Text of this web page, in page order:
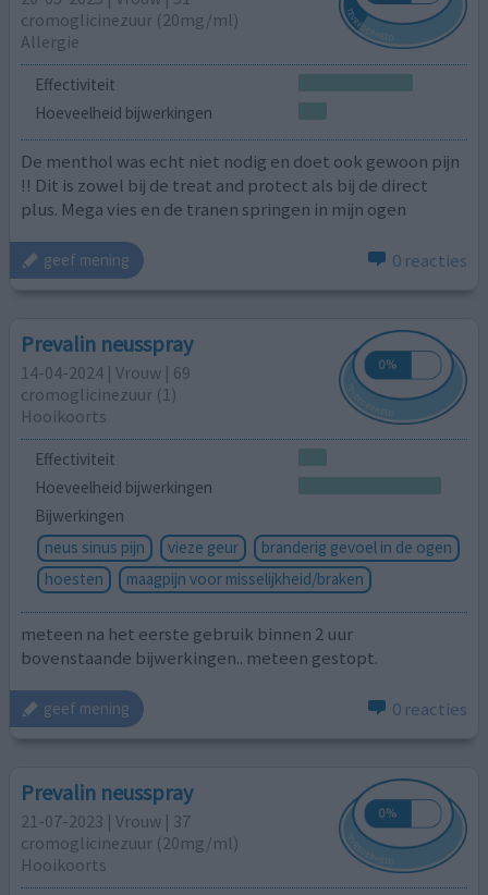
cromoglicinezuur (20mg/ml)
Allergie
Effectiviteit
Hoeveelheid bijwerkingen
De menthol was echt niet nodig en doet ook gewoon pijn
!! Dit is zowel bij de treat and protect als bij de direct
plus. Mega vies en de tranen springen in mijn ogen
geef mening 0 reacties
Prevalin neusspray
14-04-2024 | Vrouw | 69
cromoglicinezuur (1)
Hooikoorts
Effectiviteit
Hoeveelheid bijwerkingen
Bijwerkingen
neus sinus pijn
vieze geur
branderig gevoel in de ogen
hoesten
maagpijn voor misselijkheid/braken
meteen na het eerste gebruik binnen 2 uur
bovenstaande bijwerkingen.. meteen gestopt.
geef mening 0 reacties
Prevalin neusspray
21-07-2023 | Vrouw | 37
cromoglicinezuur (20mg/ml)
Hooikoorts